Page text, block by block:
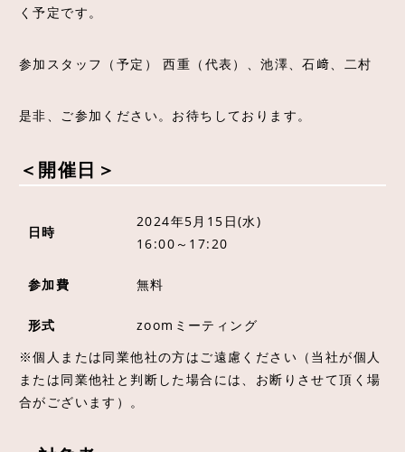
く予定です。
参加スタッフ（予定） 西重（代表）、池澤、石﨑、二村
是非、ご参加ください。お待ちしております。
＜開催日＞
日時
2024年5月15日(水)
16:00～17:20
参加費 無料
形式
zoomミーティング
※個人または同業他社の方はご遠慮ください（当社が個人
または同業他社と判断した場合には、お断りさせて頂く場
合がございます）。